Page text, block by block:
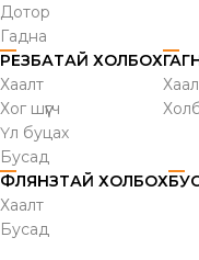
Дотор
Гадна
РЕЗБАТАЙ ХОЛБОХ
Хаалт
Хог шүүгч
Үл буцах
Бусад
ФЛЯНЗТАЙ ХОЛБОХ
Хаалт
Бусад